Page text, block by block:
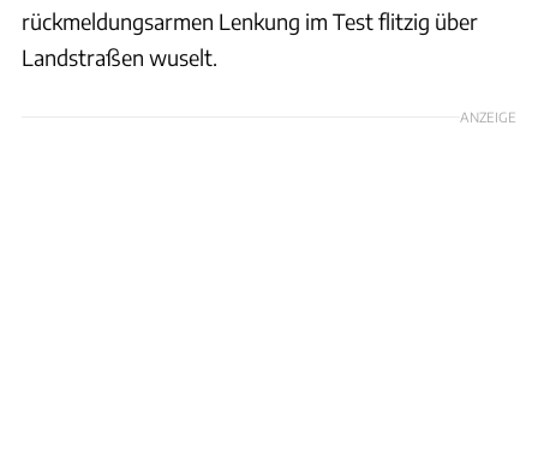
rückmeldungsarmen Lenkung im Test flitzig über
Landstraßen wuselt.
ANZEIGE